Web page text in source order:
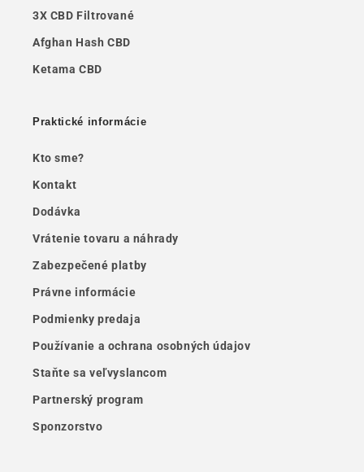
3X CBD Filtrované
Afghan Hash CBD
Ketama CBD
Praktické informácie
Kto sme?
Kontakt
Dodávka
Vrátenie tovaru a náhrady
Zabezpečené platby
Právne informácie
Podmienky predaja
Používanie a ochrana osobných údajov
Staňte sa veľvyslancom
Partnerský program
Sponzorstvo